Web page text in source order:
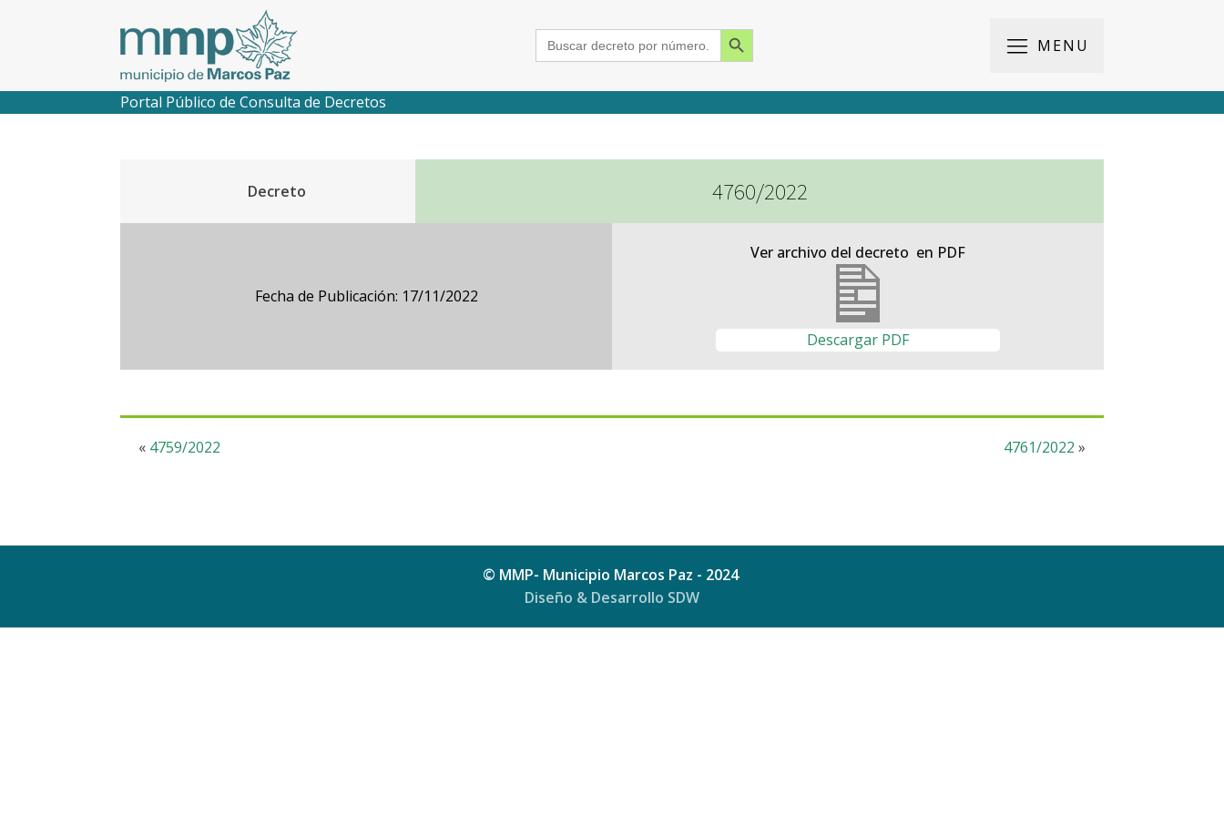
Search
for:
Search Button
MENU
2018
2017
2016
2015
Portal Público de Consulta de Decretos
Decreto 4760/2022
Fecha de Publicación: 17/11/2022
Ver archivo del decreto en PDF
Descargar PDF
« 4759/2022 4761/2022 »
© MMP- Municipio Marcos Paz - 2024
Diseño & Desarrollo SDW